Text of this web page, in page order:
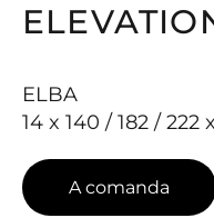
ELBA
14 x 140 / 182 /
A comanda